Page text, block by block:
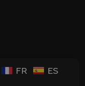
FR ES